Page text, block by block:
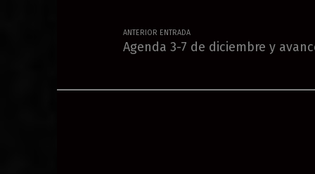
ANTERIOR ENTRADA
Agenda 3-7 de diciembre y